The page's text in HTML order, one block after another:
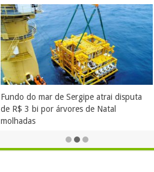
Fundo do mar de Sergipe atrai disputa
de R$ 3 bi por árvores de Natal
molhadas
29 de julho de 2026